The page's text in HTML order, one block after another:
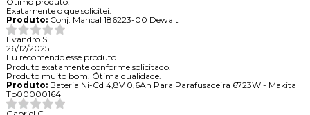
Exatamente o que solicitei.
Produto:Conj. Mancal 186223-00 Dewalt
Evandro S.
26/12/2025
Eu recomendo esse produto.
Produto exatamente conforme solicitado.
Produto muito bom. Ótima qualidade.
Produto:Bateria Ni-Cd 4,8V 0,6Ah Para Parafusadeira 6723W - Makita
Tp00000164